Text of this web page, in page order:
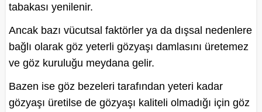
tabakası yenilenir.
Ancak bazı vücutsal faktörler ya da dışsal nedenlere
bağlı olarak göz yeterli gözyaşı damlasını üretemez
ve göz kuruluğu meydana gelir.
Bazen ise göz bezeleri tarafından yeteri kadar
gözyaşı üretilse de gözyaşı kaliteli olmadığı için göz